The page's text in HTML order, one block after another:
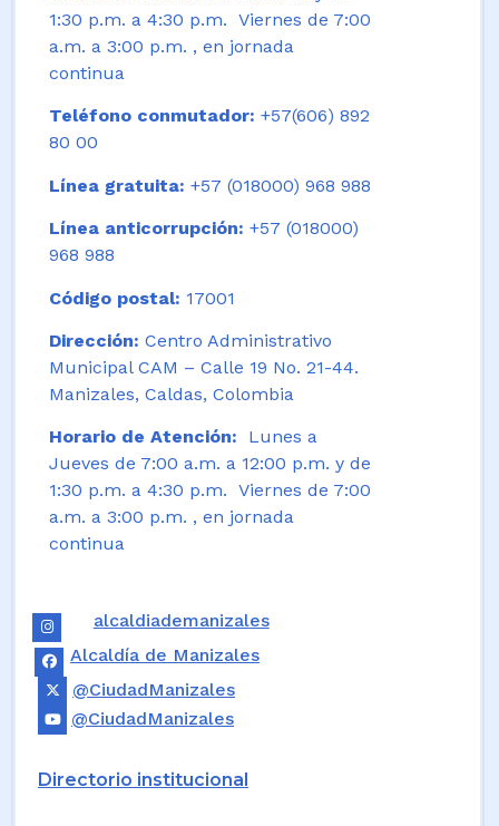
1:30 p.m. a 4:30 p.m. Viernes de 7:00
a.m. a 3:00 p.m. , en jornada
continua
Teléfono conmutador: +57(606) 892
80 00
Línea gratuita: +57 (018000) 968 988
Línea anticorrupción: +57 (018000)
968 988
Código postal: 17001
Dirección: Centro Administrativo
Municipal CAM – Calle 19 No. 21-44.
Manizales, Caldas, Colombia
Horario de Atención: Lunes a
Jueves de 7:00 a.m. a 12:00 p.m. y de
1:30 p.m. a 4:30 p.m. Viernes de 7:00
a.m. a 3:00 p.m. , en jornada
continua
alcaldiademanizales
Alcaldía de Manizales
@CiudadManizales
@CiudadManizales
Directorio institucional